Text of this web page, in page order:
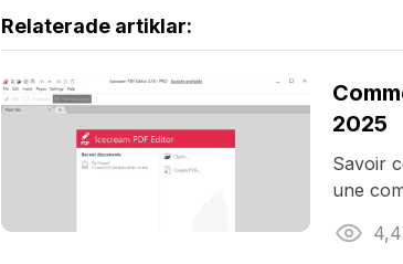
Relaterade artiklar:
2025
Savoir
une
des